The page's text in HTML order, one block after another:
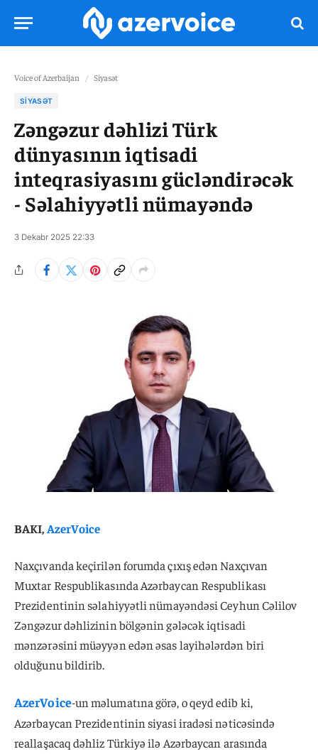
Voice of Azerbaijan / Siyasət
SIYASƏT
Zəngəzur dəhlizi Türk
dünyasının iqtisadi
inteqrasiyasını gücləndirəcək
- Səlahiyyətli nümayəndə
3 Dekabr 2025 22:33
BAKI,AzerVoice
Naxçıvanda keçirilən forumda çıxış edən Naxçıvan
Muxtar Respublikasında Azərbaycan Respublikası
Prezidentinin səlahiyyətli nümayəndəsi Ceyhun Cəlilov
Zəngəzur dəhlizinin bölgənin gələcək iqtisadi
mənzərəsini müəyyən edən əsas layihələrdən biri
olduğunu bildirib.
AzerVoice-un məlumatına görə, o qeyd edib ki,
Azərbaycan Prezidentinin siyasi iradəsi nəticəsində
reallaşacaq dəhliz Türkiyə ilə Azərbaycan arasında